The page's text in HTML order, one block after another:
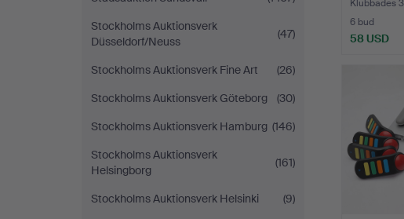
Stockholms Auktionsverk
Düsseldorf/Neuss
(47)
Stockholms Auktionsverk Fine Art
(26)
Stockholms Auktionsverk Göteborg
(30)
Stockholms Auktionsverk Hamburg (146)
Stockholms Auktionsverk
Helsingborg
(161)
Stockholms Auktionsverk Helsinki
(9)
Klubbades
6 bud
58 USD